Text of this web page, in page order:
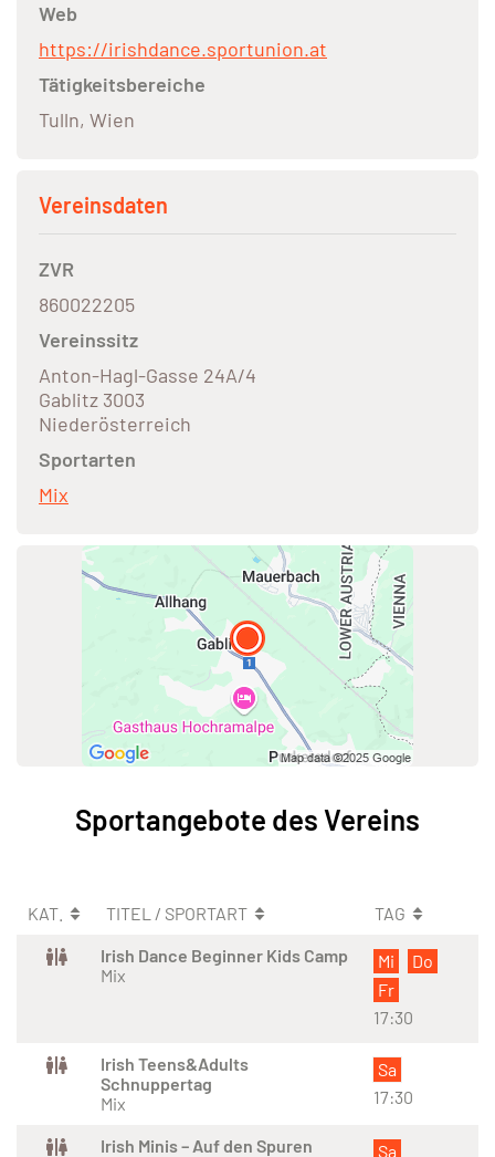
Web
https://irishdance.sportunion.at
Tätigkeitsbereiche
Tulln, Wien
Vereinsdaten
ZVR
860022205
Vereinssitz
Anton-Hagl-Gasse 24A/4
Gablitz 3003
Niederösterreich
Sportarten
Mix
Sportangebote des Vereins
KAT. TITEL / SPORTART
TAG
Irish Dance Beginner Kids Camp
Mix
Mi
Do
Fr
17:30
Irish Teens&Adults
Schnuppertag
Mix
Sa
17:30
Irish Minis – Auf den Spuren
Sa